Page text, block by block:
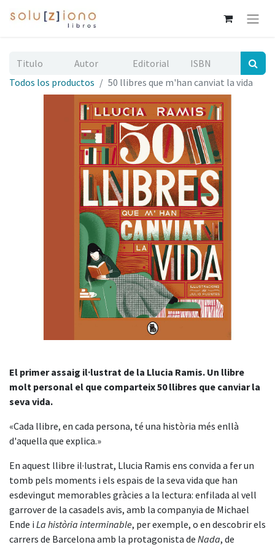
Todos los productos 50 llibres que m'han canviat la vida
El primer assaig il·lustrat de la Llucia Ramis. Un llibre
molt personal el que comparteix 50 llibres que canviar la
seva vida.
«Cada llibre, en cada persona, té una història més enllà
d'aquella que explica.»
En aquest llibre il·lustrat, Llucia Ramis ens convida a fer un
tomb pels moments i els espais de la seva vida que han
esdevingut memorables gràcies a la lectura: enfilada al vell
garrover de la casadels avis, amb la companyia de Michael
Ende i La història interminable, per exemple, o en descobrir els
carrers de Barcelona amb la protagonista de Nada, de